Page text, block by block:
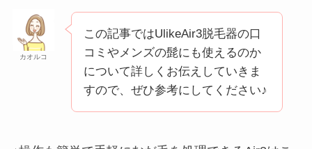
カオルコ
この記事ではUlikeAir3脱毛器の口
コミやメンズの髭にも使えるのか
について詳しくお伝えしていきま
すので、ぜひ参考にしてください♪